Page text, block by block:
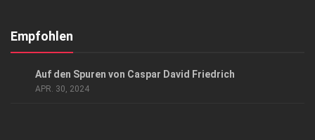
Kontakt, Impressum
Empfohlen
Auf den Spuren von Caspar David Friedrich
APR. 30, 2024